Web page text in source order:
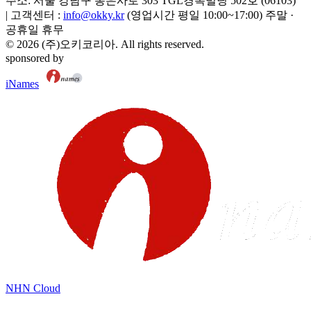
| 고객센터 : info@okky.kr (영업시간 평일 10:00~17:00) 주말 ·
공휴일 휴무
© 2026 (주)오키코리아. All rights reserved.
sponsored by
iNames
NHN Cloud